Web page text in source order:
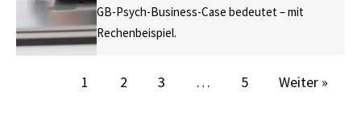
GB-Psych-Business-Case bedeutet – mit
Rechenbeispiel.
1 2 3 … 5 Weiter »